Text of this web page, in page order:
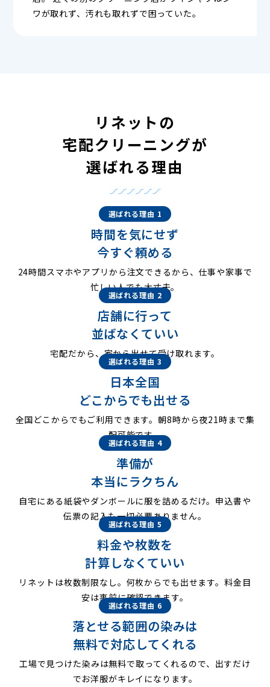
ワが取れず、汚れも取れずで困っていた。
リネットの
宅配クリーニングが
選ばれる理由
選ばれる理由 1
時間を気にせず
今すぐ頼める
24時間スマホやアプリから注文できるから、仕事や家事で
忙しい人でも大丈夫。
選ばれる理由 2
店舗に行って
並ばなくていい
宅配だから、家から出せて受け取れます。
選ばれる理由 3
日本全国
どこからでも出せる
全国どこからでもご利用できます。朝8時から夜21時まで集
配可能です。
選ばれる理由 4
準備が
本当にラクちん
自宅にある紙袋やダンボールに服を詰めるだけ。申込書や
伝票の記入も一切必要ありません。
選ばれる理由 5
料金や枚数を
計算しなくていい
リネットは枚数制限なし。何枚からでも出せます。料金目
安は事前に確認できます。
選ばれる理由 6
落とせる範囲の染みは
無料で対応してくれる
工場で見つけた染みは無料で取ってくれるので、出すだけ
でお洋服がキレイになります。